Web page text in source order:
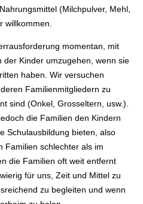
(Milchpulver, Mehl,
willkommen.
momentan, mit
Kinder umzugehen, wenn sie
haben. Wir versuchen
Familienmitgliedern zu
sind (Onkel, Grosseltern, usw.).
die Familien den Kindern
Schulausbildung bieten, also
Familien schlechter als im
die Familien oft weit entfernt
für uns, Zeit und Mittel zu
zu begleiten und wenn